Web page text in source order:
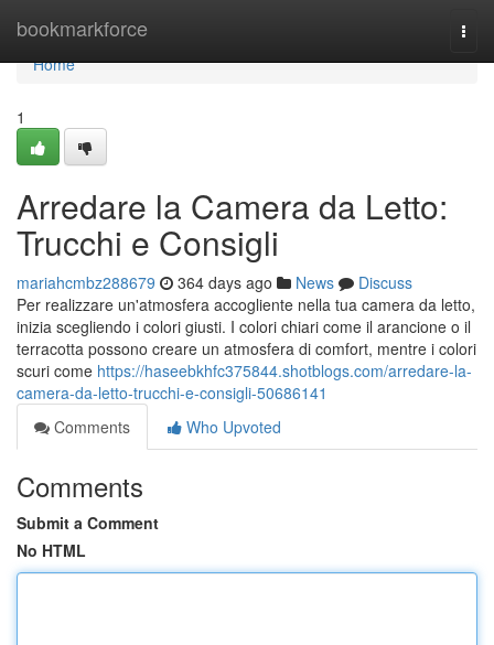
bookmarkforce
Home
Home
1
Arredare la Camera da Letto:
Trucchi e Consigli
mariahcmbz288679 364 days ago News
Discuss
Per realizzare un'atmosfera accogliente nella tua camera da letto,
inizia scegliendo i colori giusti. I colori chiari come il arancione o il
terracotta possono creare un atmosfera di comfort, mentre i colori
scuri come https://haseebkhfc375844.shotblogs.com/arredare-la-
camera-da-letto-trucchi-e-consigli-50686141
Comments
Who Upvoted
Comments
Submit a Comment
No HTML